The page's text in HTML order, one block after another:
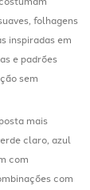
folhagens
inspiradas em
e padrões
sem
mais
claro, azul
com
com